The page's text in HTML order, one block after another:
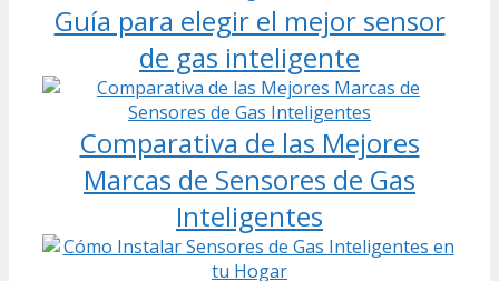
Guía para elegir el mejor sensor
de gas inteligente
Comparativa de las Mejores
Marcas de Sensores de Gas
Inteligentes